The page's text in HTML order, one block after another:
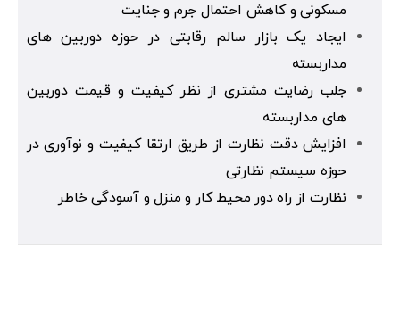
مسکونی و کاهش احتمال جرم و جنایت
ایجاد یک بازار سالم رقابتی در حوزه دوربین های
مداربسته
جلب رضایت مشتری از نظر کیفیت و قیمت دوربین
های مداربسته
افزایش دقت نظارت از طریق ارتقا کیفیت و نوآوری در
حوزه سیستم نظارتی
نظارت از راه دور محیط کار و منزل و آسودگی خاطر